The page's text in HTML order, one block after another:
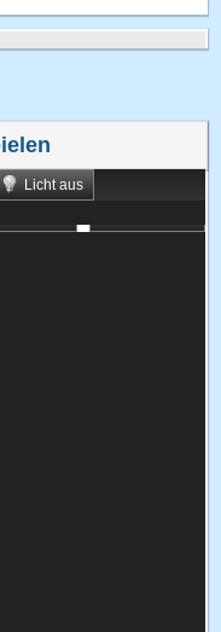
Licht aus